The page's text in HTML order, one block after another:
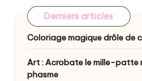
Derniers articles
Coloriage magique drôle de
Art : Acrobate le mille-patte
phasme